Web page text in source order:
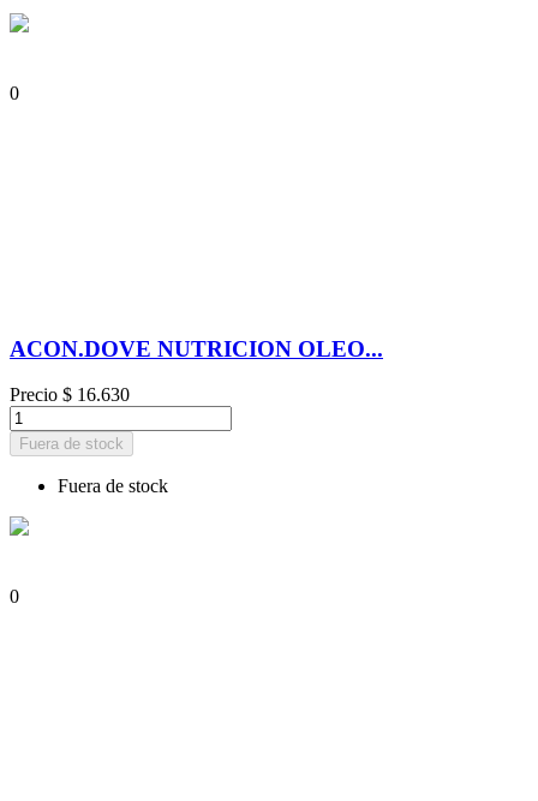
0
ACON.DOVE NUTRICION OLEO...
Precio $ 16.630
Fuera de stock
Fuera de stock
0